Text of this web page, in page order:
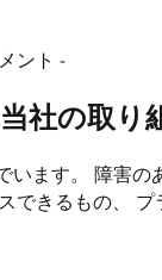
ント -
社の取り
ます。 障害
きるもの、 プ